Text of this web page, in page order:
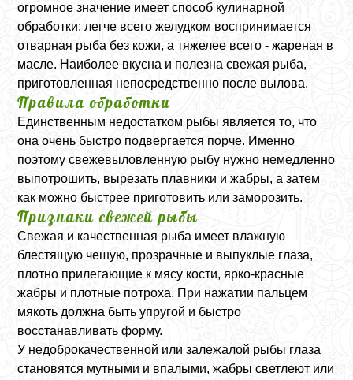
огромное значение имеет способ кулинарной
обработки: легче всего желудком воспринимается
отварная рыба без кожи, а тяжелее всего - жареная в
масле. Наиболее вкусна и полезна свежая рыба,
приготовленная непосредственно после вылова.
Правила обработки
Единственным недостатком рыбы является то, что
она очень быстро подвергается порче. Именно
поэтому свежевыловленную рыбу нужно немедленно
выпотрошить, вырезать плавники и жабры, а затем
как можно быстрее приготовить или заморозить.
Признаки свежей рыбы
Свежая и качественная рыба имеет влажную
блестящую чешую, прозрачные и выпуклые глаза,
плотно прилегающие к мясу кости, ярко-красные
жабры и плотные потроха. При нажатии пальцем
мякоть должна быть упругой и быстро
восстанавливать форму.
У недоброкачественной или залежалой рыбы глаза
становятся мутными и впалыми, жабры светлеют или